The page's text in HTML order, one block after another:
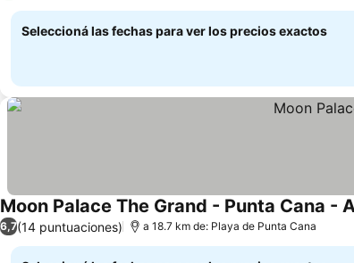
Seleccioná las fechas para ver los precios exactos
Moon Palace The Grand - Punta Cana -
6,7(14 puntuaciones) a 18.7 km de: Playa de Punta Cana